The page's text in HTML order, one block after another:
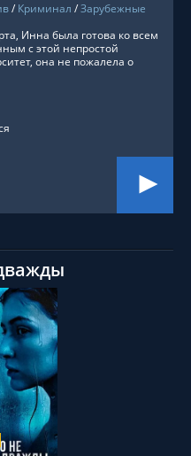
/ Криминал /Зарубежные
Инна была готова ко всем
с этой непростой
она не пожалела о